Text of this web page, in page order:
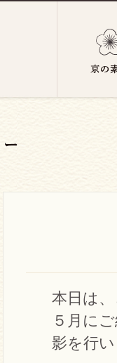
本日は
５月に
影を行